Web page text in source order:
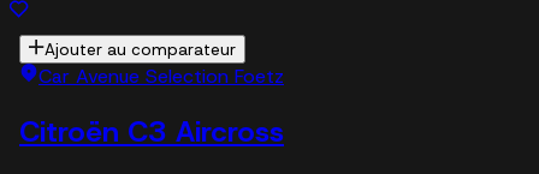
Ajouter au comparateur
Car Avenue Selection Foetz
Citroën C3 Aircross